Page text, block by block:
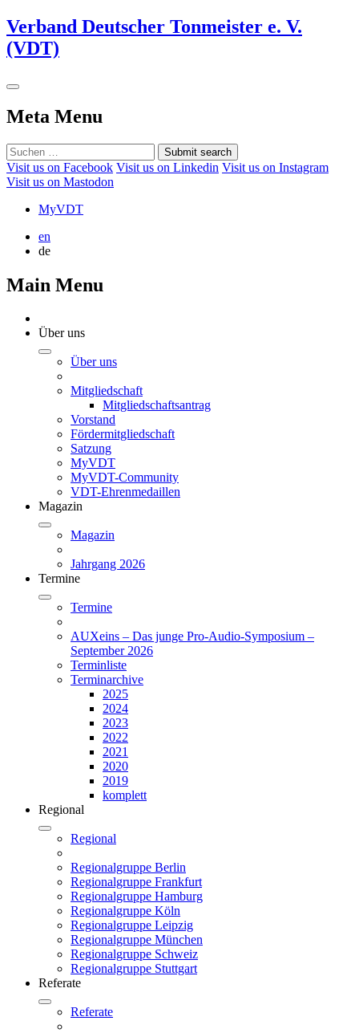
Verband Deutscher Tonmeister e. V.
(VDT)
Meta Menu
Submit search
Visit us on Facebook Visit us on Linkedin Visit us on Instagram
Visit us on Mastodon
MyVDT
en
de
Main Menu
Über uns
Über uns
Mitgliedschaft
Mitgliedschaftsantrag
Vorstand
Fördermitgliedschaft
Satzung
MyVDT
MyVDT-Community
VDT-Ehrenmedaillen
Magazin
Magazin
Jahrgang 2026
Termine
Termine
AUXeins – Das junge Pro-Audio-Symposium –
September 2026
Terminliste
Terminarchive
2025
2024
2023
2022
2021
2020
2019
komplett
Regional
Regional
Regionalgruppe Berlin
Regionalgruppe Frankfurt
Regionalgruppe Hamburg
Regionalgruppe Köln
Regionalgruppe Leipzig
Regionalgruppe München
Regionalgruppe Schweiz
Regionalgruppe Stuttgart
Referate
Referate